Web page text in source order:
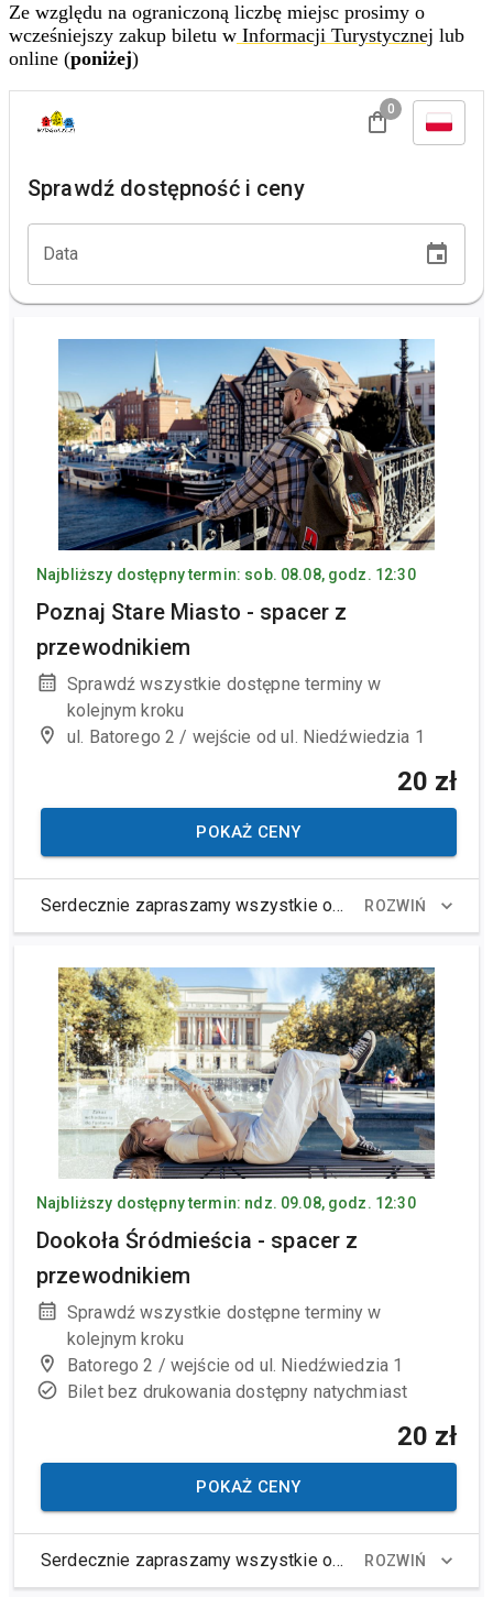
Ze względu na ograniczoną liczbę miejsc prosimy o
wcześniejszy zakup biletu w Informacji Turystycznej lub
online (poniżej)